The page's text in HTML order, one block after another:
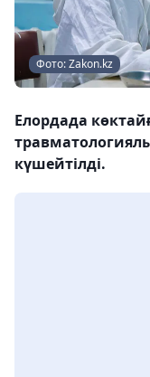
Фото: Zakon.kz
Елордада
күшейтілді.